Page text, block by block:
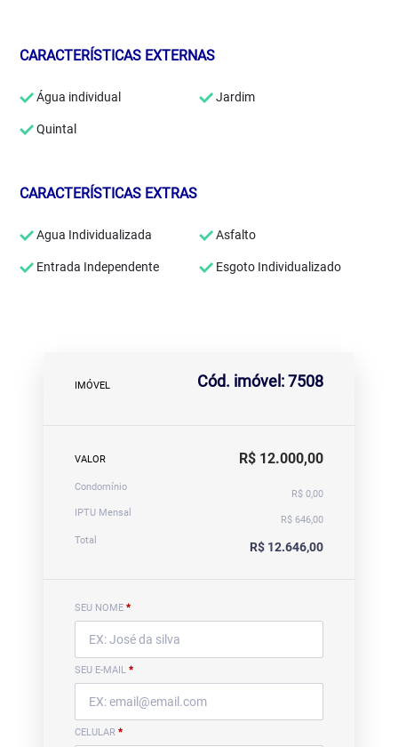
CARACTERÍSTICAS EXTERNAS
Água individual Jardim
Quintal
CARACTERÍSTICAS EXTRAS
Agua Individualizada Asfalto
Entrada Independente Esgoto Individualizado
IMÓVEL Cód. imóvel: 7508
VALOR R$ 12.000,00
Condomínio
R$ 0,00
IPTU Mensal
R$ 646,00
Total
R$ 12.646,00
SEU NOME *
SEU E-MAIL *
CELULAR *